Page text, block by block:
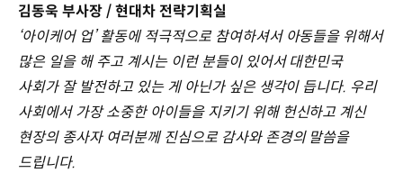
김동욱 부사장 / 현대차 전략기획실
‘아이케어 업’ 활동에 적극적으로 참여하셔서 아동들을 위해서
많은 일을 해 주고 계시는 이런 분들이 있어서 대한민국
사회가 잘 발전하고 있는 게 아닌가 싶은 생각이 듭니다. 우리
사회에서 가장 소중한 아이들을 지키기 위해 헌신하고 계신
현장의 종사자 여러분께 진심으로 감사와 존경의 말씀을
드립니다.